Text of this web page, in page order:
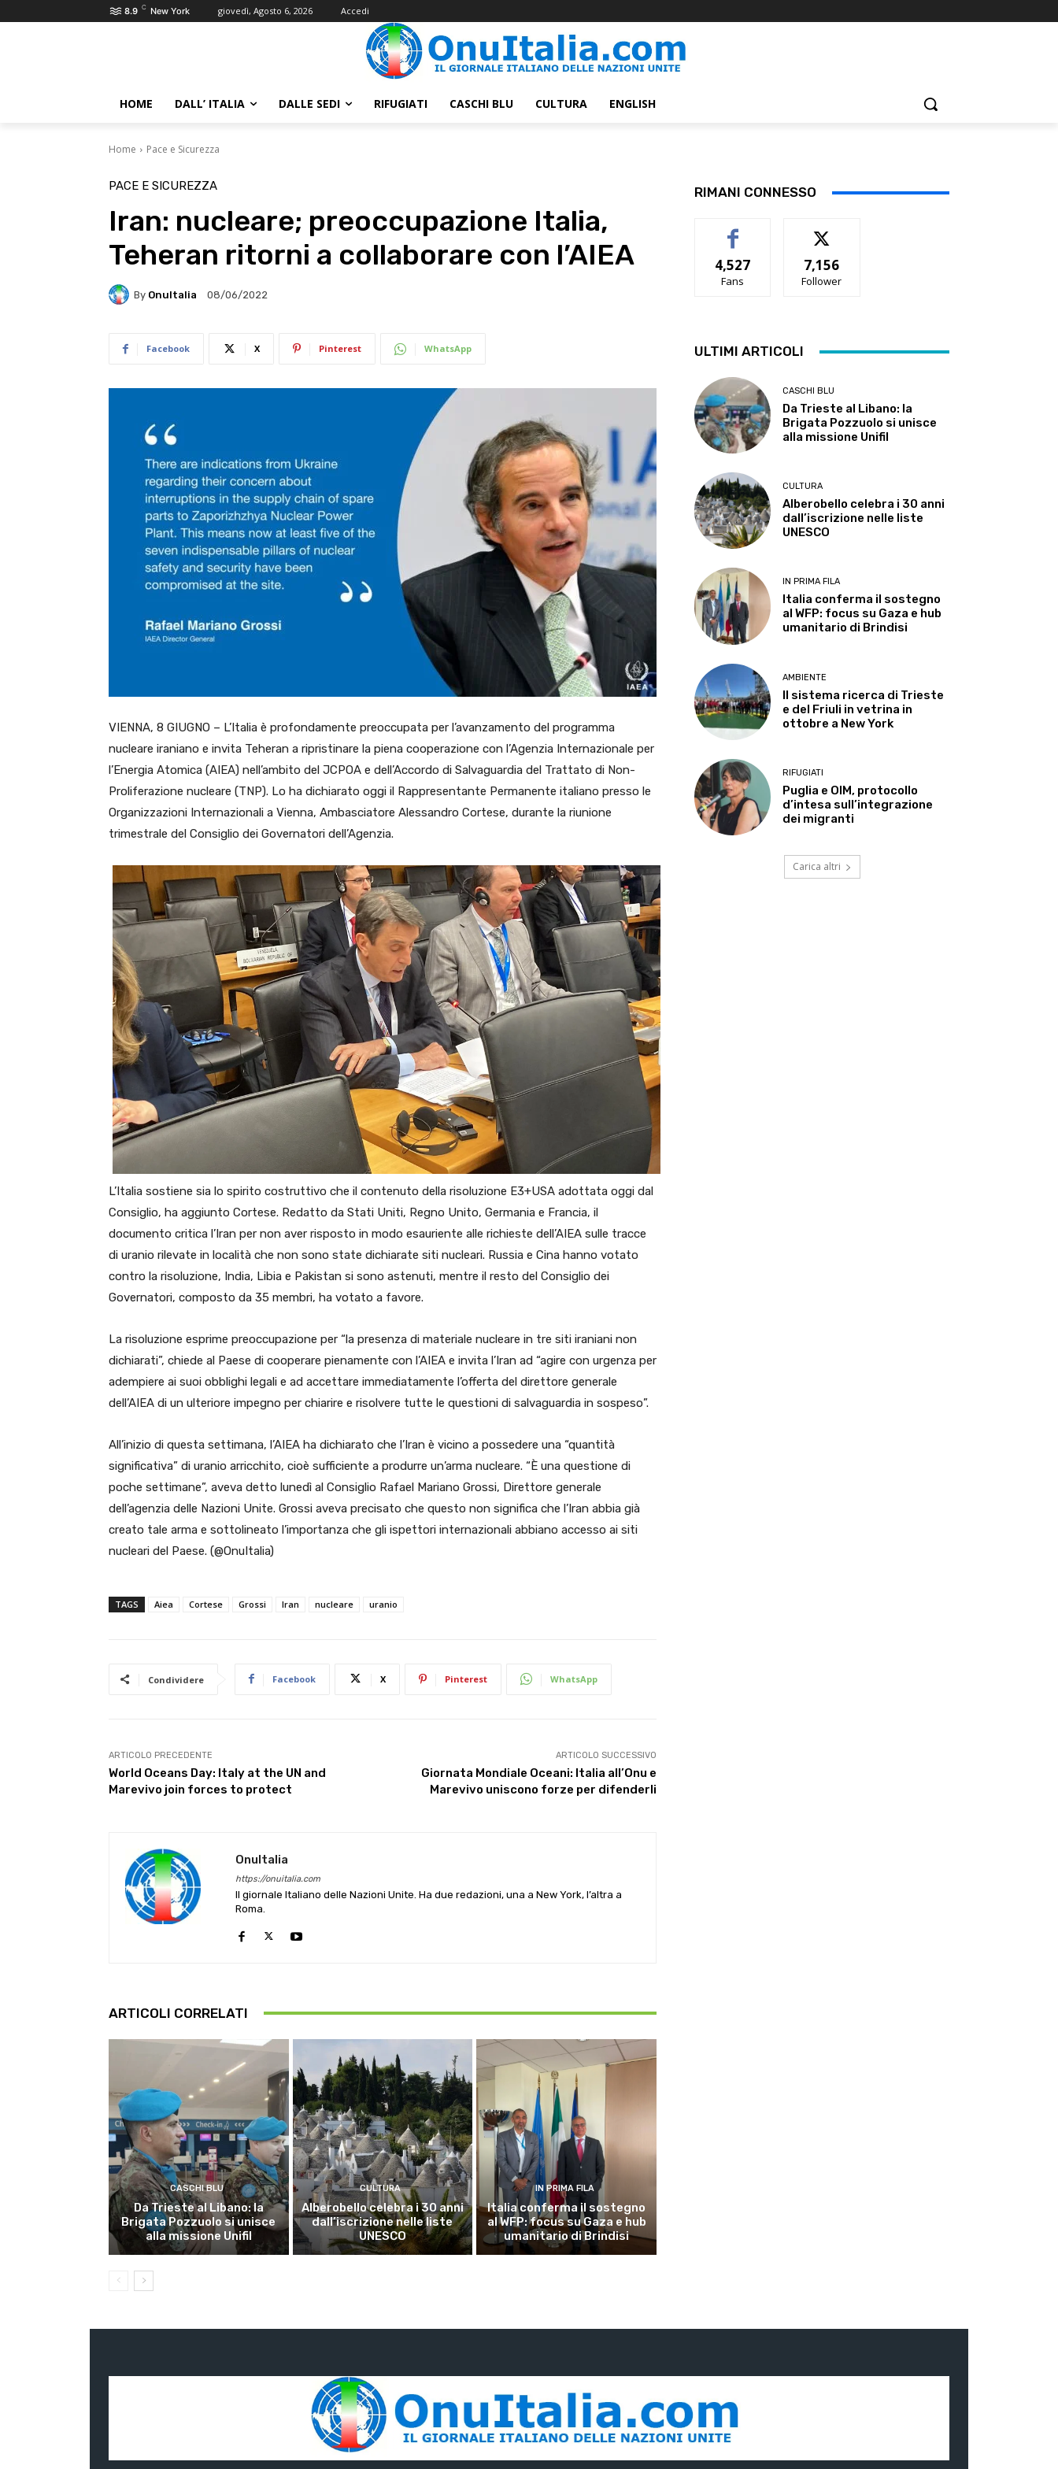
8.9 C New York giovedì, Agosto 6, 2026 Accedi
HOME DALL’ ITALIA DALLE SEDI RIFUGIATI CASCHI BLU CULTURA ENGLISH
Home Pace e Sicurezza
PACE E SICUREZZA
Iran: nucleare; preoccupazione Italia,
Teheran ritorni a collaborare con l’AIEA
By OnuItalia 08/06/2022
Facebook X Pinterest WhatsApp
VIENNA, 8 GIUGNO – L’Italia è profondamente preoccupata per l’avanzamento del programma
nucleare iraniano e invita Teheran a ripristinare la piena cooperazione con l’Agenzia Internazionale per
l’Energia Atomica (AIEA) nell’ambito del JCPOA e dell’Accordo di Salvaguardia del Trattato di Non-
Proliferazione nucleare (TNP). Lo ha dichiarato oggi il Rappresentante Permanente italiano presso le
Organizzazioni Internazionali a Vienna, Ambasciatore Alessandro Cortese, durante la riunione
trimestrale del Consiglio dei Governatori dell’Agenzia.
L’Italia sostiene sia lo spirito costruttivo che il contenuto della risoluzione E3+USA adottata oggi dal
Consiglio, ha aggiunto Cortese. Redatto da Stati Uniti, Regno Unito, Germania e Francia, il
documento critica l’Iran per non aver risposto in modo esauriente alle richieste dell’AIEA sulle tracce
di uranio rilevate in località che non sono state dichiarate siti nucleari. Russia e Cina hanno votato
contro la risoluzione, India, Libia e Pakistan si sono astenuti, mentre il resto del Consiglio dei
Governatori, composto da 35 membri, ha votato a favore.
La risoluzione esprime preoccupazione per “la presenza di materiale nucleare in tre siti iraniani non
dichiarati”, chiede al Paese di cooperare pienamente con l’AIEA e invita l’Iran ad “agire con urgenza per
adempiere ai suoi obblighi legali e ad accettare immediatamente l’offerta del direttore generale
dell’AIEA di un ulteriore impegno per chiarire e risolvere tutte le questioni di salvaguardia in sospeso”.
All’inizio di questa settimana, l’AIEA ha dichiarato che l’Iran è vicino a possedere una “quantità
significativa” di uranio arricchito, cioè sufficiente a produrre un’arma nucleare. “È una questione di
poche settimane”, aveva detto lunedì al Consiglio Rafael Mariano Grossi, Direttore generale
dell’agenzia delle Nazioni Unite. Grossi aveva precisato che questo non significa che l’Iran abbia già
creato tale arma e sottolineato l’importanza che gli ispettori internazionali abbiano accesso ai siti
nucleari del Paese. (@OnuItalia)
TAGS Aiea Cortese Grossi Iran nucleare uranio
Condividere Facebook X Pinterest WhatsApp
ARTICOLO PRECEDENTE
World Oceans Day: Italy at the UN and
Marevivo join forces to protect
ARTICOLO SUCCESSIVO
Giornata Mondiale Oceani: Italia all’Onu e
Marevivo uniscono forze per difenderli
OnuItalia
https://onuitalia.com
Il giornale Italiano delle Nazioni Unite. Ha due redazioni, una a New York, l’altra a
Roma.
ARTICOLI CORRELATI
CASCHI BLU
Da Trieste al Libano: la
Brigata Pozzuolo si unisce
alla missione Unifil
CULTURA
Alberobello celebra i 30 anni
dall’iscrizione nelle liste
UNESCO
IN PRIMA FILA
Italia conferma il sostegno
al WFP: focus su Gaza e hub
umanitario di Brindisi
RIMANI CONNESSO
4,527
Fans
7,156
Follower
ULTIMI ARTICOLI
CASCHI BLU
Da Trieste al Libano: la
Brigata Pozzuolo si unisce
alla missione Unifil
CULTURA
Alberobello celebra i 30 anni
dall’iscrizione nelle liste
UNESCO
IN PRIMA FILA
Italia conferma il sostegno
al WFP: focus su Gaza e hub
umanitario di Brindisi
AMBIENTE
Il sistema ricerca di Trieste
e del Friuli in vetrina in
ottobre a New York
RIFUGIATI
Puglia e OIM, protocollo
d’intesa sull’integrazione
dei migranti
Carica altri